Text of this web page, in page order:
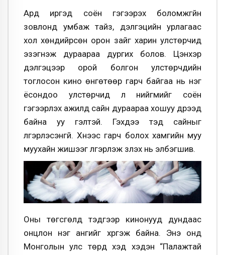
Ард иргэд соён гэгээрэх боломжгүйн
зовлонд умбаж тайз, дэлгэцийн урлагаас
хол хөндийрсөн орон зайг харин улстөрчид
эзэгнэж дураараа дургих болов. Цэнхэр
дэлгэцээр орой болгон улстөрчдийн
тоглосон кино өнгөтөөр гарч байгаа нь нэг
ёсондоо улстөрчид л нийгмийг соён
гэгээрүүлэх ажилд сайн дураараа хошуу дүрээд
байна уу гэлтэй. Гэхдээ тэд сайныг
үлгэрлэсэнгүй. Хүнээс гарч болох хамгийн муу
муухайн жишээг үлгэрлэж үзүүлэх нь элбэгшив.
Оны төгсгөлд тэдгээр кинонууд дундаас
онцлон нэг ангийг хүргэж байна. Энэ онд
Монголын улс төрд хэд хэдэн “Палажтай